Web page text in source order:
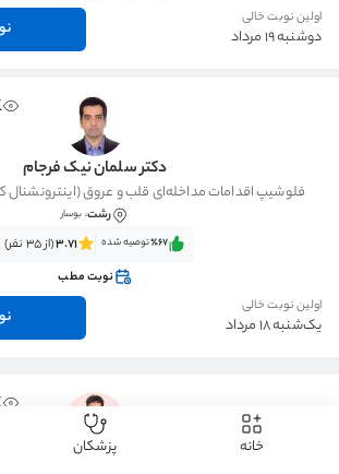
اولین نوبت خالی
دوشنبه 19 مرداد
دکتر سلمان نیک فرجام
فلوشیپ اقدامات مداخله‌ای قلب و عروق (اینترونشنال
رشت، بوسار
٪67‌‌‌توصیه شده 3.71(از 35 نفر)
نوبت مطب
اولین نوبت خالی
یک‌شنبه 18 مرداد
خانه پزشکان